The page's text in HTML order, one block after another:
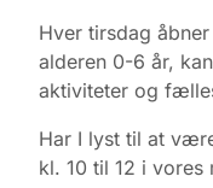
Hver tirsdag
alderen 0-6 år,
aktiviteter og
Har I lyst til at
kl. 10 til 12 i vores